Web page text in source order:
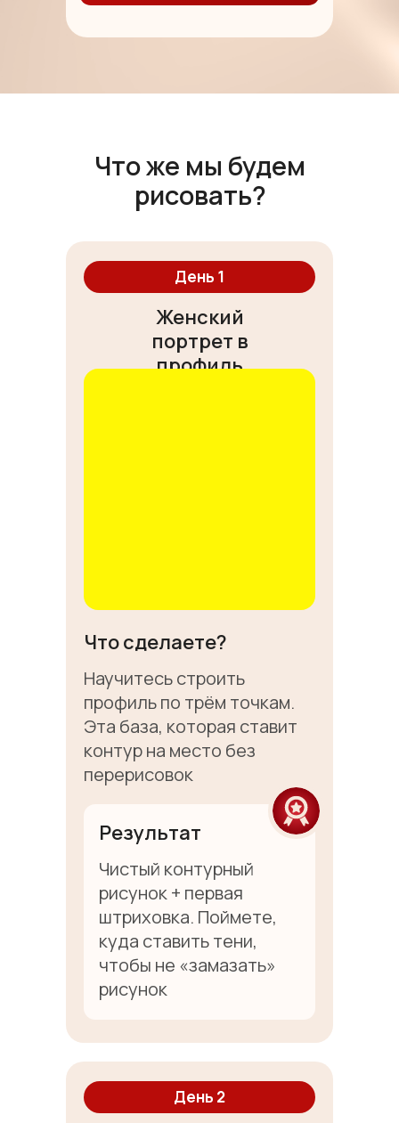
Научитесь строить
профиль по трём точкам.
Эта база, которая ставит
контур на место без
перерисовок
Что сделаете?
Чистый контурный
рисунок + первая
штриховка. Поймете,
куда ставить тени,
чтобы не «замазать»
рисунок
Результат
Женский
портрет в
профиль
Что же мы будем
рисовать?
День 1
День 2